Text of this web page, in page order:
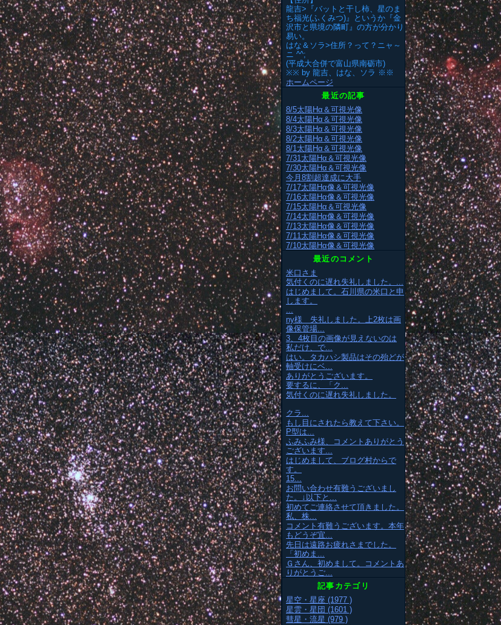
龍吉>『バットと干し柿、星のま
ち福光(ふくみつ)』というか『金
沢市と県境の隣町』の方が分かり
易い。
はな＆ソラ>住所？って？ニャ～
ニ ^^;
(平成大合併で富山県南砺市)
※※ by 龍吉、はな、ソラ ※※
ホームページ
最近の記事
8/5太陽Hα＆可視光像
8/4太陽Hα＆可視光像
8/3太陽Hα＆可視光像
8/2太陽Hα＆可視光像
8/1太陽Hα＆可視光像
7/31太陽Hα＆可視光像
7/30太陽Hα＆可視光像
今月8割超達成に大手
7/17太陽Hα像＆可視光像
7/16太陽Hα像＆可視光像
7/15太陽Hα＆可視光像
7/14太陽Hα像＆可視光像
7/13太陽Hα像＆可視光像
7/11太陽Hα像＆可視光像
7/10太陽Hα像＆可視光像
最近のコメント
米口さま
気付くのに遅れ失礼しました。...
はじめまして。石川県の米口と申
します。
...
ny様 失礼しました。上2枚は画
像保管場...
3、4枚目の画像が見えないのは
私だけ、で...
はい。タカハシ製品はその殆どが
軸受けにベ...
ありがとうございます。
要するに、「ク...
気付くのに遅れ失礼しました。
クラ...
もし目にされたら教えて下さい。
P型は...
ふみふみ様、コメントありがとう
ございます...
はじめまして、ブログ村からで
す。
15...
お問い合わせ有難うございまし
た。↓以下と...
初めてご連絡させて頂きました。
私、株...
コメント有難うございます。本年
もどうぞ宜...
先日は遠路お疲れさまでした。
「初めま...
Ｇさん、初めまして。コメントあ
りがとうご...
記事カテゴリ
星空・星座 (1977 )
星雲・星団 (1601 )
彗星・流星 (979 )